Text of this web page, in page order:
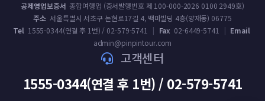
공제영업보증서 종합여행업 (증서발행번호 제 100-000-2026 0100 2949호)
주소 서울특별시 서초구 논현로17길 4, 백마빌딩 4층(양재동) 06775
Tel 1555-0344(연결 후 1번) / 02-579-5741 | Fax 02-6449-5741 | Email
admin@pinpintour.com
고객센터
1555-0344(연결 후 1번) / 02-579-5741